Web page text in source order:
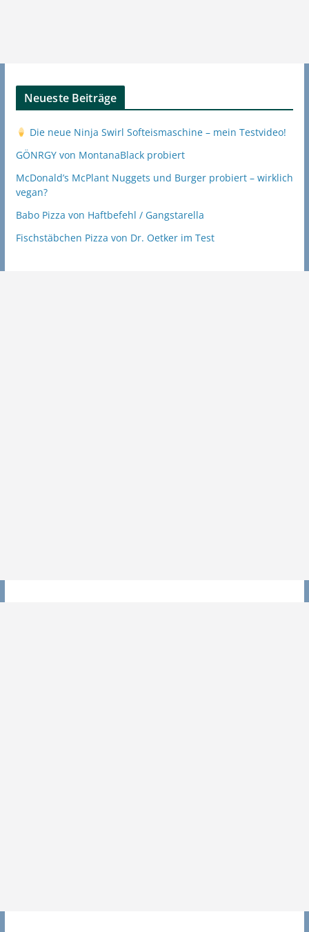
Neueste Beiträge
Die neue Ninja Swirl Softeismaschine – mein Testvideo!
GÖNRGY von MontanaBlack probiert
McDonald’s McPlant Nuggets und Burger probiert – wirklich
vegan?
Babo Pizza von Haftbefehl / Gangstarella
Fischstäbchen Pizza von Dr. Oetker im Test